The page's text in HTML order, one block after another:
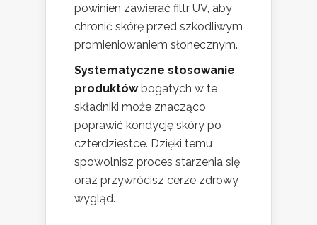
powinien zawierać filtr UV, aby
chronić skórę przed szkodliwym
promieniowaniem słonecznym.
Systematyczne stosowanie
produktówbogatych w te
składniki może znacząco
poprawić kondycję skóry po
czterdziestce. Dzięki temu
spowolnisz proces starzenia się
oraz przywrócisz cerze zdrowy
wygląd.